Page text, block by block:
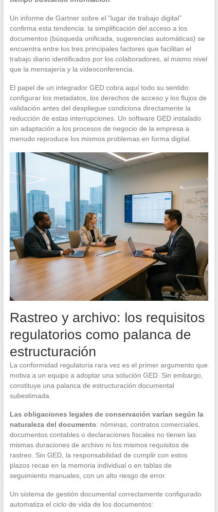
Un informe de Gartner sobre el “lugar de trabajo digital”
confirma esta tendencia: la simplificación del acceso a los
documentos (búsqueda unificada, sugerencias automáticas) se
encuentra entre los tres principales factores que facilitan el
trabajo diario identificados por los colaboradores, al mismo nivel
que la mensajería y la videoconferencia.
El papel de un integrador GED cobra aquí todo su sentido:
configurar los metadatos, los derechos de acceso y los flujos de
validación antes del despliegue condiciona directamente la
reducción de estas interrupciones. Un software GED instalado
sin adaptación a los procesos de negocio de la empresa a
menudo reproduce los mismos problemas en forma digital.
Rastreo y archivo: los requisitos
regulatorios como palanca de
estructuración
La conformidad regulatoria rara vez es el primer argumento que
motiva a un equipo a adoptar una solución GED. Sin embargo,
constituye una palanca de estructuración documental
subestimada.
Las obligaciones legales de conservación varían según la
naturaleza del documento: nóminas, contratos comerciales,
documentos contables o declaraciones fiscales no tienen las
mismas duraciones de archivo ni los mismos requisitos de
rastreo. Sin GED, la responsabilidad de cumplir con estos
plazos recae en la memoria individual o en tablas de
seguimiento manuales, con un alto riesgo de error.
Un sistema de gestión documental correctamente configurado
automatiza el ciclo de vida de los documentos: